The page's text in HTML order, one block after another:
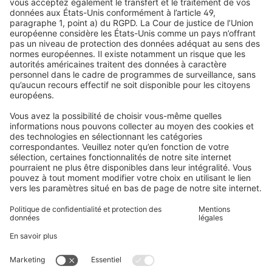
Moteurs pour volets roulants
Moustiquaires
Stores bannes
Maison connectée
Électronique et radio
Newsletter
Délais de livraison et expédition
Modes de paiement
Conditions des bons d'achat
Consignes de sécurité
Enregistrements
Informations obligatoires pour les consommateurs
Ce que disent nos clients
Modes de paiement
Partenaires d'expédition
Politique de confidentialité et protection des données
Informations sur l’élimination des piles et équipements
Conditions de garantie
Paramètres des cookies